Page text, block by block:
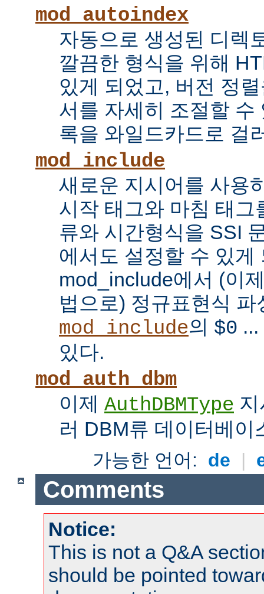
mod_autoindex
자동으로 생성된 디렉
깔끔한 형식을 위해
있게 되었고, 버전 정
서를 자세히 조절할 수
록을 와일드카드로 걸
mod_include
새로운 지시어를 사용
시작 태그와 마침 태그
류와 시간형식을 SSI
에서도 설정할 수 있게
mod_include에서 (이
법으로) 정규표현식
mod_include의 $0 ...
있다.
mod_auth_dbm
이제 AuthDBMType
러 DBM류 데이터베이
가능한 언어: de |
Comments
Notice:
This is not a Q&A
should be pointed